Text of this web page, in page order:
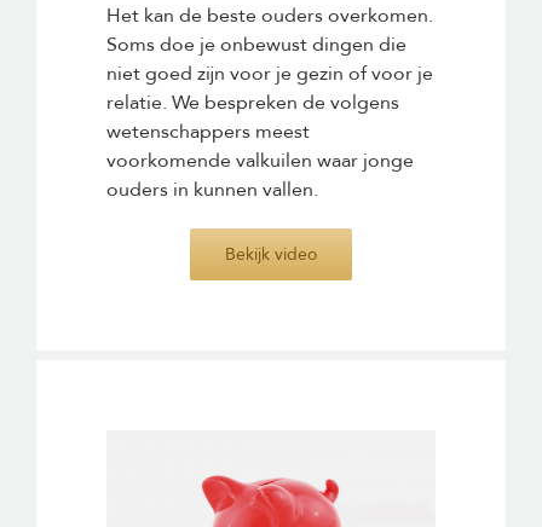
Het kan de beste ouders overkomen.
Soms doe je onbewust dingen die
niet goed zijn voor je gezin of voor je
relatie. We bespreken de volgens
wetenschappers meest
voorkomende valkuilen waar jonge
ouders in kunnen vallen.
Bekijk video